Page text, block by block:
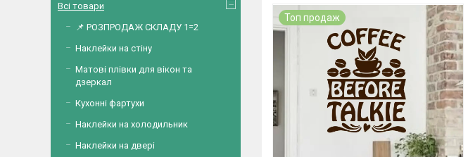
Топ продаж
Всі товари
📌 РОЗПРОДАЖ СКЛАДУ 1=2
Наклейки на стіну
Матові плівки для вікон та
дзеркал
Кухонні фартухи
Наклейки на холодильник
Наклейки на двері